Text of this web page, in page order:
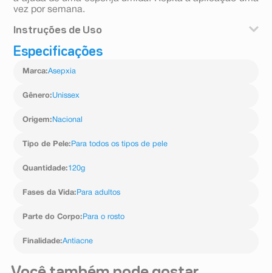
vez por semana.
Instruções de Uso
Umidiﬁque a pele com água morna. Aplique o produto
agir por 30 segundos. Retire, enxaguando
esponja úmida. Repita a aplicação uma vez por
Especificações
Marca:Asepxia
Gênero:Unissex
Origem: Nacional
Tipo de Pele: Para todos os tipos de pele
Quantidade:120g
Fases da Vida: Para adultos
Parte do Corpo: Para o rosto
Finalidade:Antiacne